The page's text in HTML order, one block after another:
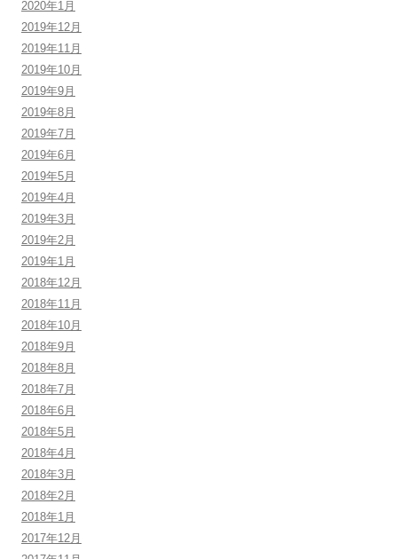
2020年1月
2019年12月
2019年11月
2019年10月
2019年9月
2019年8月
2019年7月
2019年6月
2019年5月
2019年4月
2019年3月
2019年2月
2019年1月
2018年12月
2018年11月
2018年10月
2018年9月
2018年8月
2018年7月
2018年6月
2018年5月
2018年4月
2018年3月
2018年2月
2018年1月
2017年12月